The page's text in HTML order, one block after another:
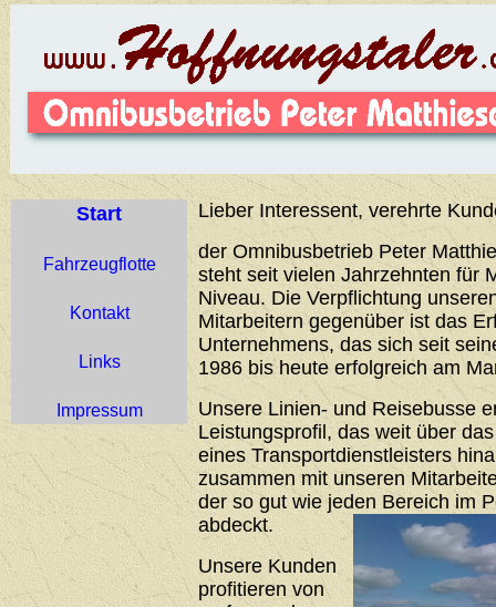
Start
Fahrzeugflotte
Kontakt
Links
Impressum
Lieber Interessent, verehrte
der Omnibusbetrieb Peter
steht seit vielen Jahrzehnten für
Niveau. Die Verpflichtung
Mitarbeitern gegenüber ist das
Unternehmens, das sich seit
1986 bis heute erfolgreich am
Unsere Linien- und Reisebusse
Leistungsprofil, das weit über
eines Transportdienstleisters
zusammen mit unseren
der so gut wie jeden Bereich im
abdeckt.
Unsere Kunden
profitieren von